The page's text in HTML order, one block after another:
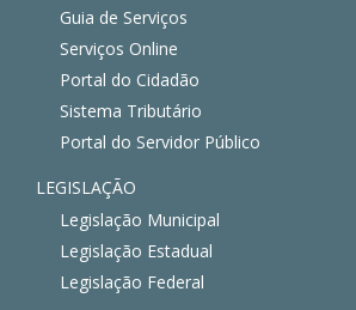
Guia de Serviços
Serviços Online
Portal do Cidadão
Sistema Tributário
Portal do Servidor Público
LEGISLAÇÃO
Legislação Municipal
Legislação Estadual
Legislação Federal